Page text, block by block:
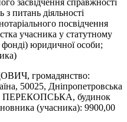
питань діяльності
посвідчення
учасника у статутному
юридичної особи;
громадянство:
50025, Дніпропетровська
ПЕРЕКОПСЬКА, будинок
(учасника): 9900,00